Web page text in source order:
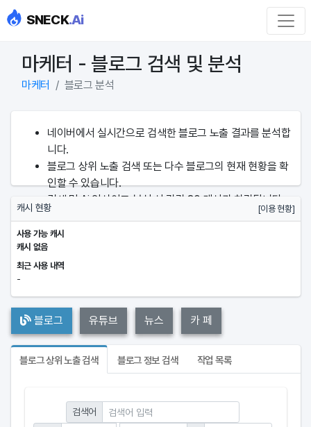
SNECK.Ai
마케터 - 블로그 검색 및 분석
마케터 블로그 분석
네이버에서 실시간으로 검색한 블로그 노출 결과를 분석합
니다.
블로그 상위 노출 검색 또는 다수 블로그의 현재 현황을 확
인할 수 있습니다.
검색 및 Ai 인사이트 분석 시 각각 30 캐시가 차감됩니다..
캐시 현황 [이용 현황]
사용 가능 캐시
캐시 없음
최근 사용 내역
-
블로그 유튜브 뉴스 카 페
블로그 상위 노출 검색 블로그 정보 검색 작업 목록
검색어